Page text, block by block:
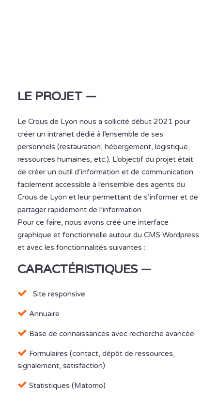
LE PROJET —
Le Crous de Lyon nous a sollicité début 2021 pour
créer un intranet dédié à l’ensemble de ses
personnels (restauration, hébergement, logistique,
ressources humaines, etc.). L’objectif du projet était
de créer un outil d’information et de communication
facilement accessible à l’ensemble des agents du
Crous de Lyon et leur permettant de s’informer et de
partager rapidement de l’information.
Pour ce faire, nous avons créé une interface
graphique et fonctionnelle autour du CMS Wordpress
et avec les fonctionnalités suivantes :
CARACTÉRISTIQUES —
Site responsive
Annuaire
Base de connaissances avec recherche avancée
Formulaires (contact, dépôt de ressources,
signalement, satisfaction)
Statistiques (Matomo)